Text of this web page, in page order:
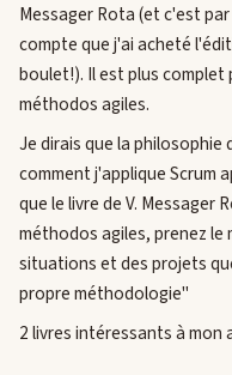
Messager Rota (et c'est
compte que j'ai acheté
boulet!). Il est plus complet
méthodos agiles.
Je dirais que la philosophie
comment j'applique Scrum
que le livre de V. Messager
méthodos agiles, prenez le
situations et des projets
propre méthodologie"
2 livres intéressants à mon